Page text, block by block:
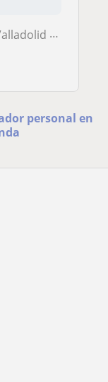
Zaratán
personal en